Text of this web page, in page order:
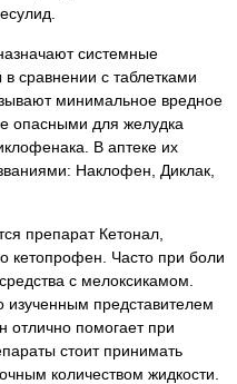
системные
сравнении с таблетками
минимальное вредное
опасными для желудка
В аптеке их
Наклофен, Диклак,
препарат Кетонал,
кетопрофен. Часто при боли
с мелоксикамом.
представителем
отлично помогает при
стоит принимать
количеством жидкости.